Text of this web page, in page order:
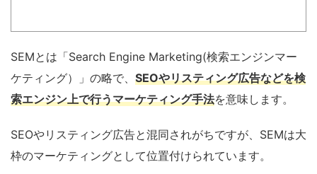
SEMとは「Search Engine Marketing(検索エンジンマー
ケティング）」の略で、 SEOやリスティング広告などを検
索エンジン上で行うマーケティング手法を意味します。
SEOやリスティング広告と混同されがちですが、SEMは大
枠のマーケティングとして位置付けられています。